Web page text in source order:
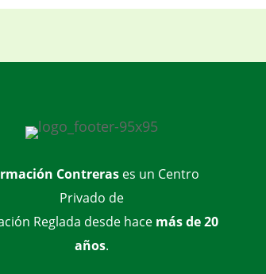
Contrerases un Centro
Privado de
Reglada desde hace más de 20
años.